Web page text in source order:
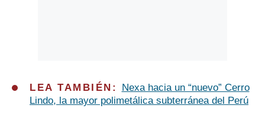
LEA TAMBIÉN:
Nexa hacia un “nuevo” Cerro
Lindo, la mayor polimetálica subterránea del Perú